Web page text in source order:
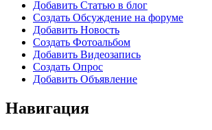
Добавить Статью в блог
Создать Обсуждение на форуме
Добавить Новость
Создать Фотоальбом
Добавить Видеозапись
Создать Опрос
Добавить Объявление
Навигация